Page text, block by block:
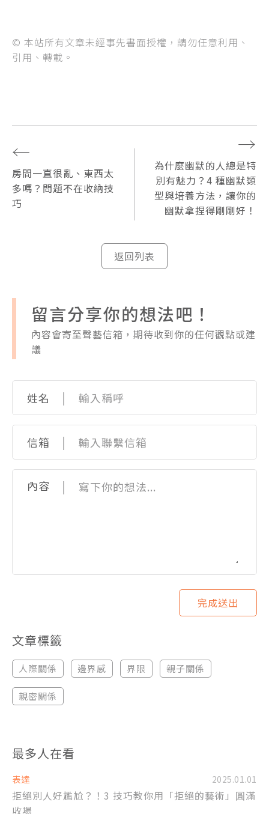
文章標籤
人際關係 邊界感 界限 親子關係
親密關係
最多人在看
表達 2025.01.01
拒絕別人好尷尬？！3 技巧教你用「拒絕的藝術」圓滿
收場
© 本站所有文章未經事先書面授權，請勿任意利用、
引用、轉載。
←
房間一直很亂、東西太
多嗎？問題不在收納技
巧
→
為什麼幽默的人總是特
別有魅力？4 種幽默類
型與培養方法，讓你的
幽默拿捏得剛剛好！
返回列表
留言分享你的想法吧！
內容會寄至聲藝信箱，期待收到你的任何觀點或建
議
姓名 |
信箱 |
內容 |
完成送出